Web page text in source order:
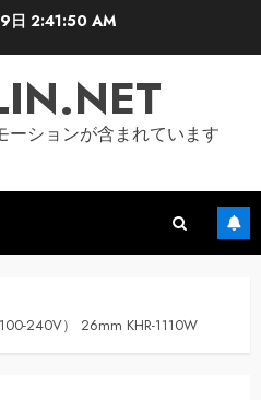
日 2:41:50 AM
ーションが含まれています
240V） 26mm KHR-1110W